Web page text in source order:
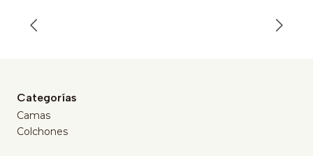
Categorías
Camas
Colchones